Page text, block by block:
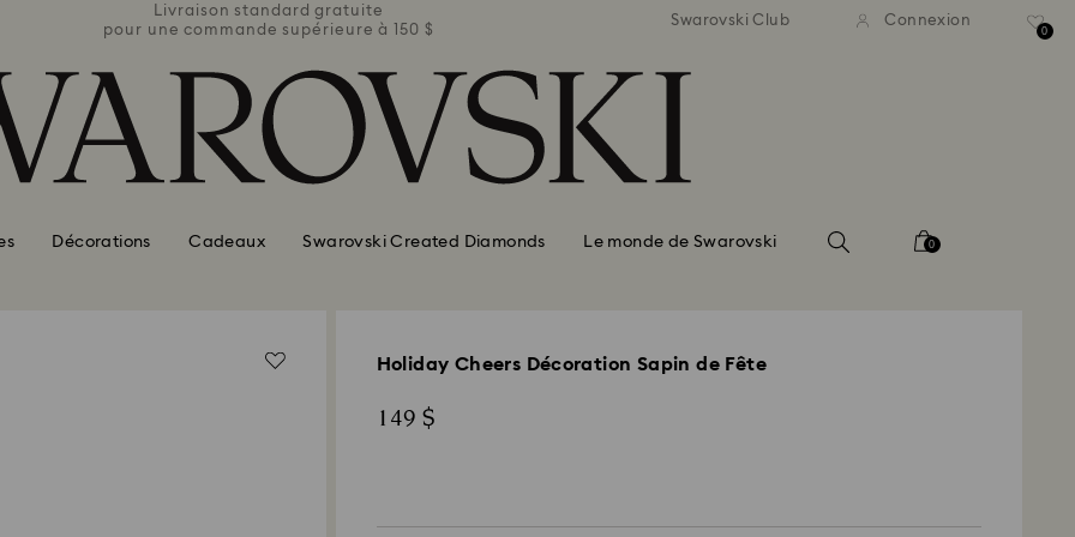
Livraison standard gratuite
pour une commande supérieure à 150 $
Livraison standard gratuite
pour une commande supérieure à 150 $
Livraison standard
pour une commande
Swarovski Club Connexion
0
Décorations Cadeaux Swarovski Created Diamonds Le monde de Swarovski 0
Holiday Cheers Décoration Sapin de Fête
149 $